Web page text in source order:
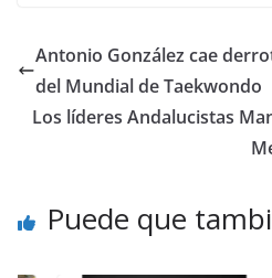
Antonio González cae
del Mundial de Taekwondo
Los líderes Andalucistas
Puede que